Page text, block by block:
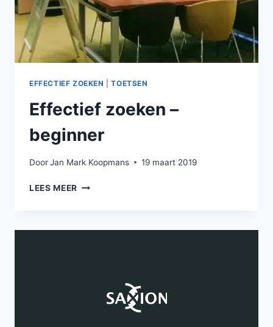
EFFECTIEF ZOEKEN |TOETSEN
Effectief zoeken –
beginner
DoorJan Mark Koopmans 19 maart 2019
LEES MEER EFFECTIEF